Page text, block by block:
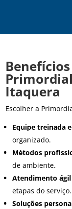
Itaquera
Escolher a
Equipe treinada
organizado.
Métodos
de ambiente.
Atendimento
etapas do serviço.
Soluções